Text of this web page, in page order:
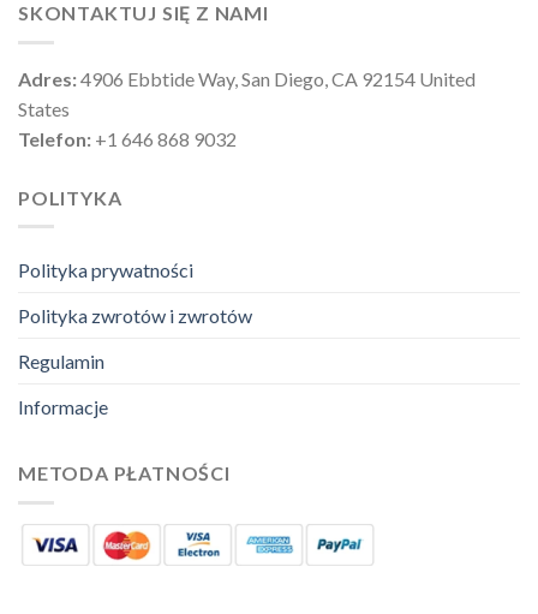
SKONTAKTUJ SIĘ Z NAMI
Adres:4906 Ebbtide Way, San Diego, CA 92154 United
States
Telefon: +1 646 868 9032
POLITYKA
Polityka prywatności
Polityka zwrotów i zwrotów
Regulamin
Informacje
METODA PŁATNOŚCI